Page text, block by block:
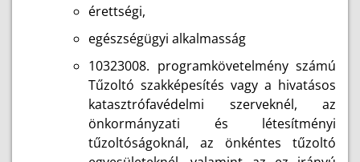
érettségi,
egészségügyi alkalmasság
10323008. programkövetelmény számú
Tűzoltó szakképesítés vagy a hivatásos
katasztrófavédelmi szerveknél, az
önkormányzati és létesítményi
tűzoltóságoknál, az önkéntes tűzoltó